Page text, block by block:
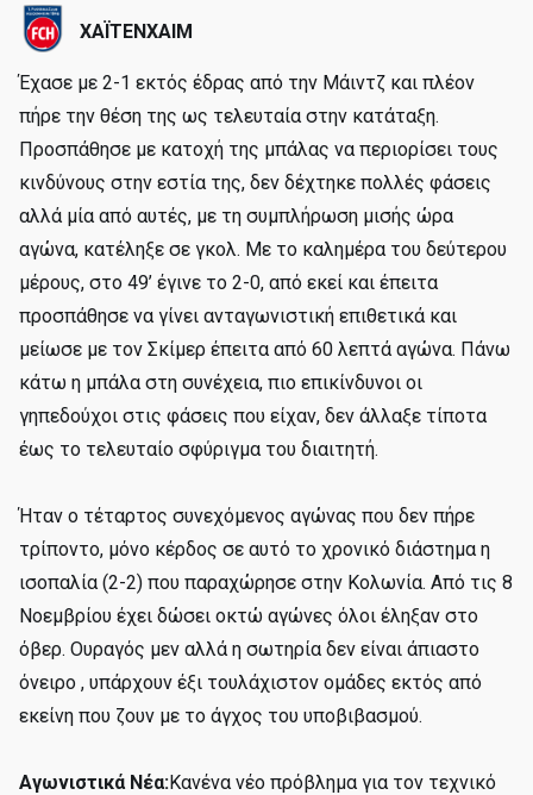
ΧΑΪΤΕΝΧΑΙΜ
Έχασε με 2-1 εκτός έδρας από την Μάιντζ και πλέον
πήρε την θέση της ως τελευταία στην κατάταξη.
Προσπάθησε με κατοχή της μπάλας να περιορίσει τους
κινδύνους στην εστία της, δεν δέχτηκε πολλές φάσεις
αλλά μία από αυτές, με τη συμπλήρωση μισής ώρα
αγώνα, κατέληξε σε γκολ. Με το καλημέρα του δεύτερου
μέρους, στο 49’ έγινε το 2-0, από εκεί και έπειτα
προσπάθησε να γίνει ανταγωνιστική επιθετικά και
μείωσε με τον Σκίμερ έπειτα από 60 λεπτά αγώνα. Πάνω
κάτω η μπάλα στη συνέχεια, πιο επικίνδυνοι οι
γηπεδούχοι στις φάσεις που είχαν, δεν άλλαξε τίποτα
έως το τελευταίο σφύριγμα του διαιτητή.
Ήταν ο τέταρτος συνεχόμενος αγώνας που δεν πήρε
τρίποντο, μόνο κέρδος σε αυτό το χρονικό διάστημα η
ισοπαλία (2-2) που παραχώρησε στην Κολωνία. Από τις 8
Νοεμβρίου έχει δώσει οκτώ αγώνες όλοι έληξαν στο
όβερ. Ουραγός μεν αλλά η σωτηρία δεν είναι άπιαστο
όνειρο , υπάρχουν έξι τουλάχιστον ομάδες εκτός από
εκείνη που ζουν με το άγχος του υποβιβασμού.
Αγωνιστικά Νέα:Κανένα νέο πρόβλημα για τον τεχνικό